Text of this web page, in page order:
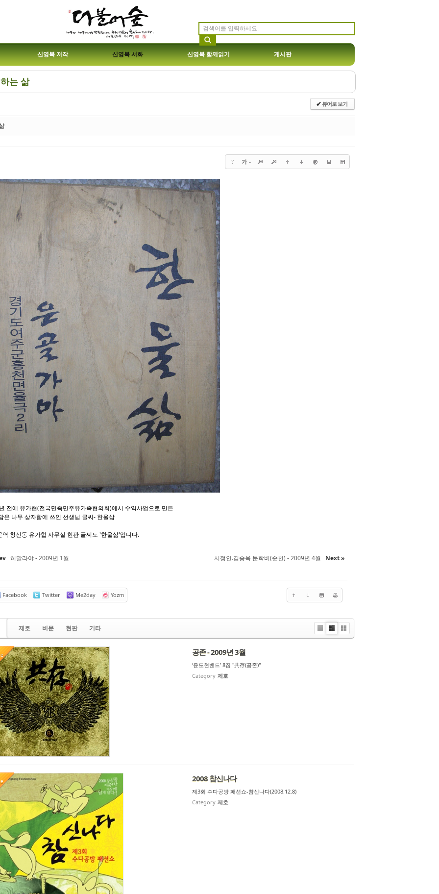
신영복 저작 신영복 서화 신영복 함께읽기 게시판
는 삶
✔뷰어로 보기
? 가
전에 유가협(전국민족민주유가족협의회)에서 수익사업으로 만든
은 나무 상자함에 쓰인 선생님 글씨- 한울삶
역 창신동 유가협 사무실 현판 글씨도 '한울삶'입니다.
히말라야 - 2009년 1월 서정인.김승옥 문학비(순천) - 2009년 4월 Next »
Facebook Twitter Me2day Yozm
제호 비문 현판
기타
Li
Zi
G
공존 - 2009년 3월
‘윤도현밴드’ 8집 "共存(공존)"
Category 제호
2008 참신나다
제3회 수다공방 패션쇼-참신나다(2008.12.8)
Category 제호
스케치북5
스케치북5
스케치북5
스케치북5